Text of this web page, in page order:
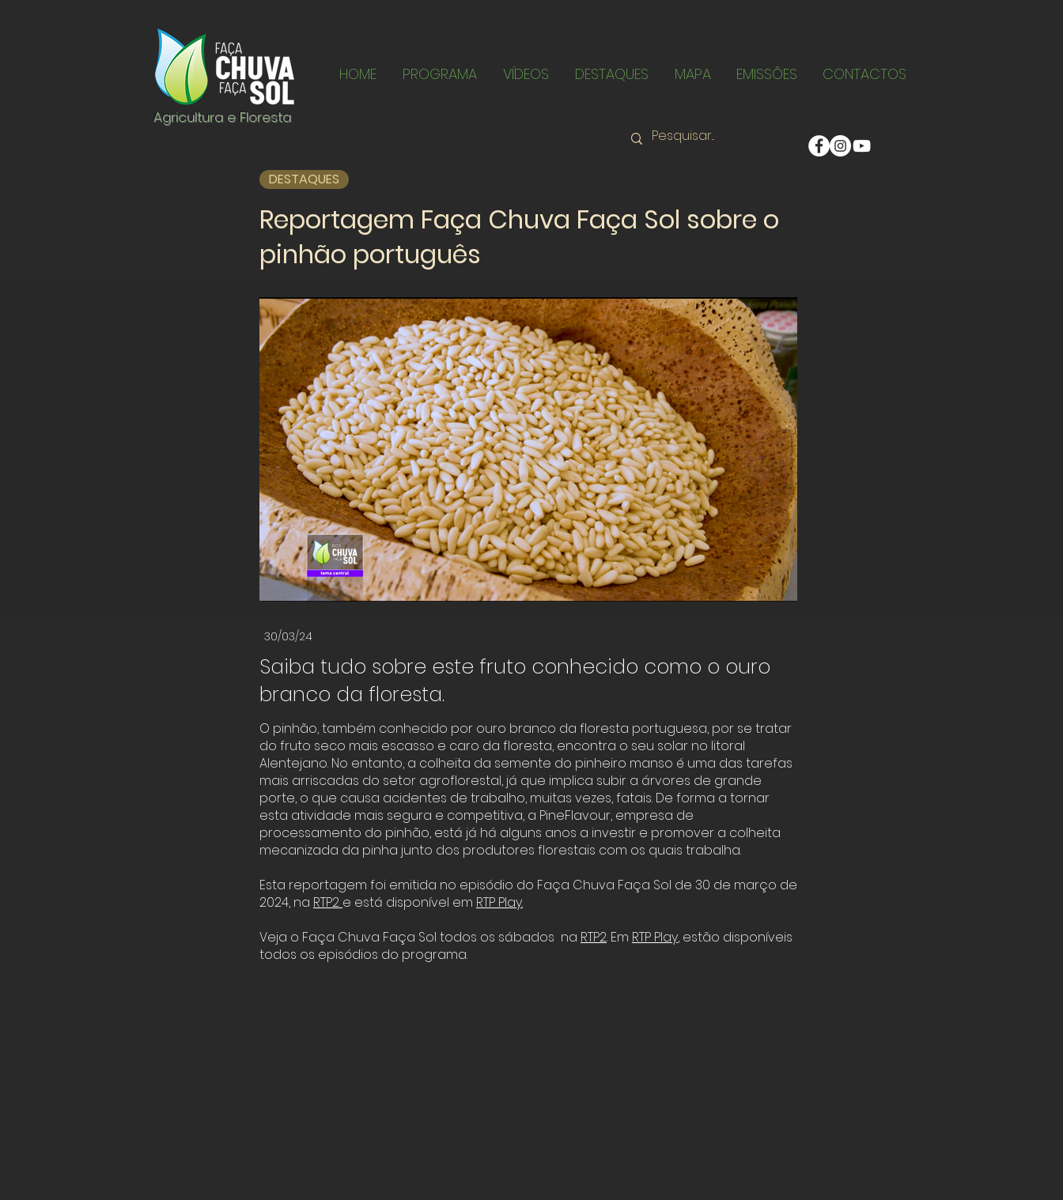
Agricultura e Floresta
HOME PROGRAMA VÍDEOS DESTAQUES MAPA EMISSÕES CONTACTOS
DESTAQUES
Reportagem Faça Chuva Faça Sol sobre o
pinhão português
Click here
30/03/24
Saiba tudo sobre este fruto conhecido como o ouro
branco da floresta.
O pinhão, também conhecido por ouro branco da floresta portuguesa, por se tratar
do fruto seco mais escasso e caro da floresta, encontra o seu solar no litoral
Alentejano. No entanto, a colheita da semente do pinheiro manso é uma das tarefas
mais arriscadas do setor agroflorestal, já que implica subir a árvores de grande
porte, o que causa acidentes de trabalho, muitas vezes, fatais. De forma a tornar
esta atividade mais segura e competitiva, a PineFlavour, empresa de
processamento do pinhão, está já há alguns anos a investir e promover a colheita
mecanizada da pinha junto dos produtores florestais com os quais trabalha.
Esta reportagem foi emitida no episódio do Faça Chuva Faça Sol de 30 de março de
2024, na RTP2 e está disponível em RTP Play.
Veja o Faça Chuva Faça Sol todos os sábados na RTP2. Em RTP Play, estão disponíveis
todos os episódios do programa.